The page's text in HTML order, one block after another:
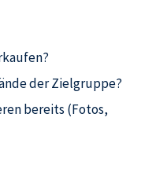
der Zielgruppe?
bereits (Fotos,